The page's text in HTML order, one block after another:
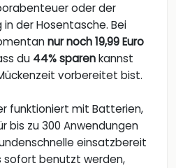
oder der
der Hosentasche. Bei
nur noch 19,99 Euro
du 44% sparenkannst
vorbereitet bist.
funktioniert mit Batterien,
bis zu 300 Anwendungen
einsatzbereit
sofort benutzt werden,